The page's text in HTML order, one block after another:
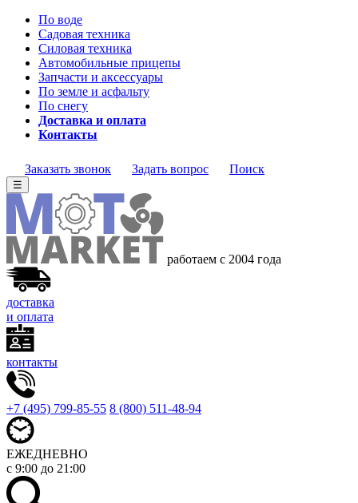
По воде
Садовая техника
Силовая техника
Автомобильные прицепы
Запчасти и аксессуары
По земле и асфальту
По снегу
Доставка и оплата
Контакты
Заказать звонок Задать вопрос Поиск
☰
работаем с 2004 года
доставка
и оплата
контакты
+7 (495) 799-85-55 8 (800) 511-48-94
ЕЖЕДНЕВНО
с 9:00 до 21:00